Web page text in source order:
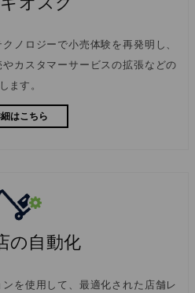
ノロジーで小売体験を再発明し、
カスタマーサービスの拡張などの
ます。
はこちら
の自動化
を使用して、最適化された店舗レ